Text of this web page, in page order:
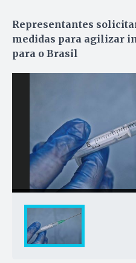
Representantes
medidas para agilizar
para o Brasil